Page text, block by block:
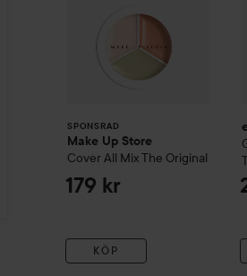
SPONSRAD
Make Up Store
Cover All MixThe Original
179 kr
KÖP